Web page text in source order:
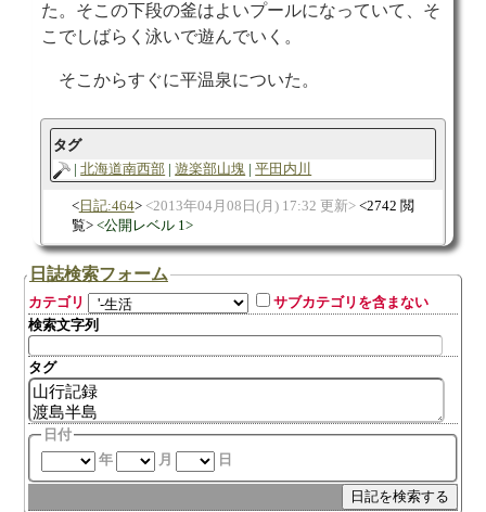
た。そこの下段の釜はよいプールになっていて、そ
こでしばらく泳いで遊んでいく。
そこからすぐに平温泉についた。
タグ
北海道南西部
遊楽部山塊 平田内川
日記:464 2013年04月08日(月) 17:32 更新
2742 閲
覧
公開レベル 1
日誌検索フォーム
カテゴリ
サブカテゴリを含まない
検索文字列
タグ
日付
年
月 日